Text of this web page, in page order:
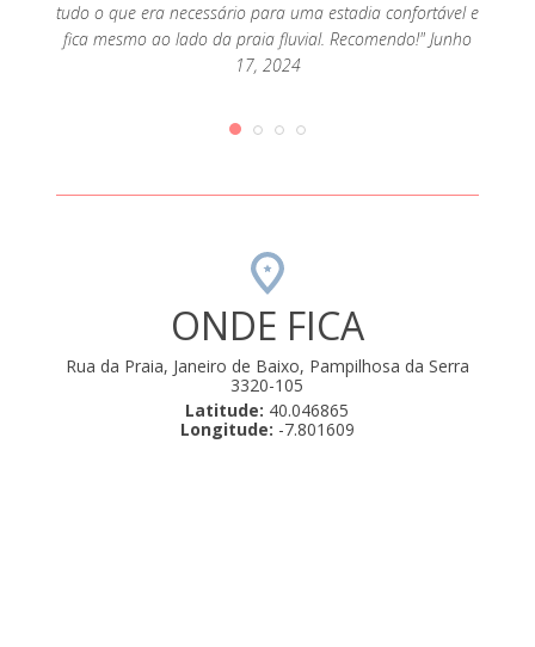
tudo o que era necessário para uma estadia confortável e
fica mesmo ao lado da praia fluvial. Recomendo!" Junho
17, 2024
ONDE FICA
Rua da Praia, Janeiro de Baixo, Pampilhosa da Serra
3320-105
Latitude: 40.046865
Longitude: -7.801609